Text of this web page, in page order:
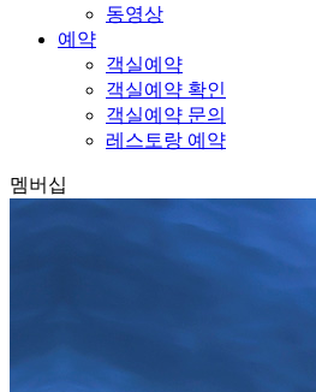
동영상
예약
객실예약
객실예약 확인
객실예약 문의
레스토랑 예약
멤버십